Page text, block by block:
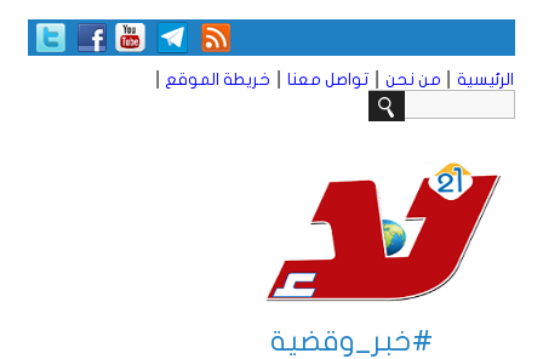
الرئيسية من نحن تواصل معنا خريطة الموقع
#خبر_وقضية